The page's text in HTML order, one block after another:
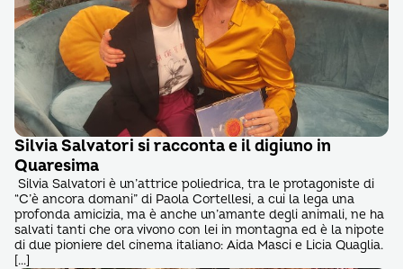
Silvia Salvatori si racconta e il digiuno in
Quaresima
Silvia Salvatori è un’attrice poliedrica, tra le protagoniste di
“C’è ancora domani” di Paola Cortellesi, a cui la lega una
profonda amicizia, ma è anche un’amante degli animali, ne ha
salvati tanti che ora vivono con lei in montagna ed è la nipote
di due pioniere del cinema italiano: Aida Masci e Licia Quaglia.
[…]